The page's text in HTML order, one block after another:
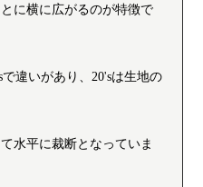
に横に広がるのが特徴で
違いがあり、20'sは生地の
水平に裁断となっていま